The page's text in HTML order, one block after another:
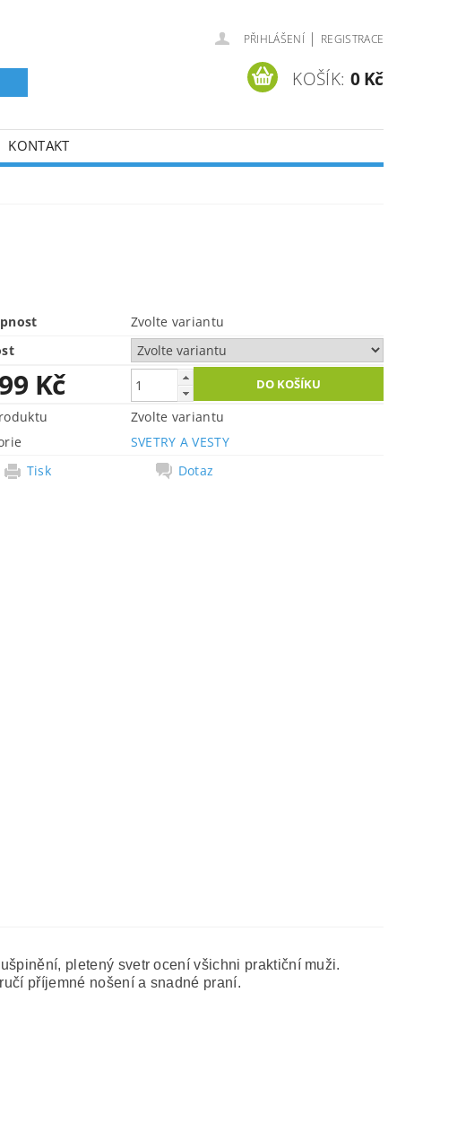
PŘIHLÁŠENÍ | REGISTRACE
KOŠÍK: 0 Kč
KONTAKT
Zvolte variantu
Kč
Zvolte variantu
SVETRY A VESTY
Tisk
Dotaz
pletený svetr ocení všichni praktiční muži.
příjemné nošení a snadné praní.